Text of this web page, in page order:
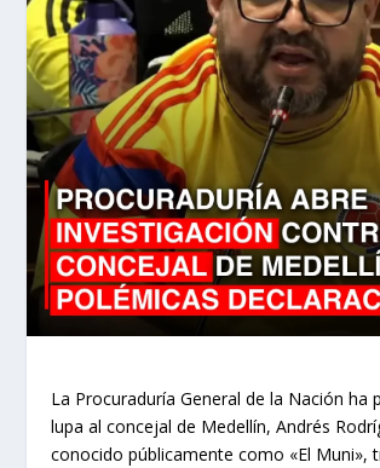
La Procuraduría General de la Nación ha
lupa al concejal de Medellín, Andrés
conocido públicamente como «El Muni»,